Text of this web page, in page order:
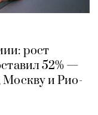
рост
52% —
Москву и Рио-